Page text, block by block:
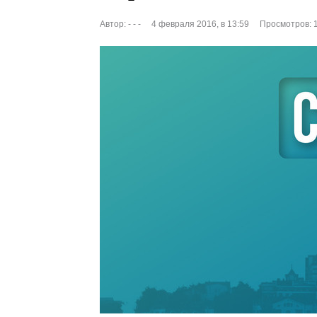
Автор: - - - 4 февраля 2016, в 13:59 Просмотров: